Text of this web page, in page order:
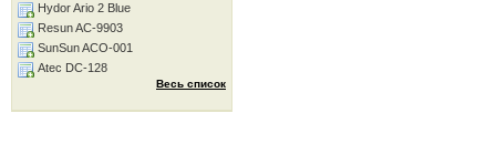
Hydor Ario 2 Blue
Resun AC-9903
SunSun ACO-001
Atec DC-128
Весь список